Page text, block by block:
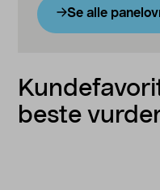
Se alle
beste